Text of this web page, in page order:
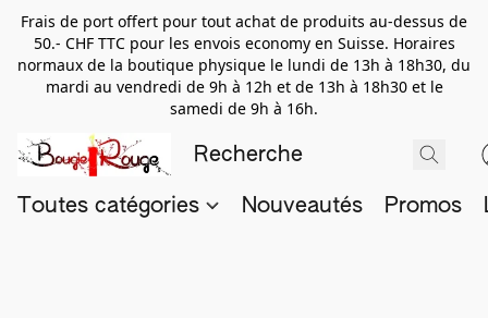
Frais de port offert pour tout achat de produits au-dessus de
50.- CHF TTC pour les envois economy en Suisse. Horaires
normaux de la boutique physique le lundi de 13h à 18h30, du
mardi au vendredi de 9h à 12h et de 13h à 18h30 et le
samedi de 9h à 16h.
Toutes catégories Nouveautés Promos